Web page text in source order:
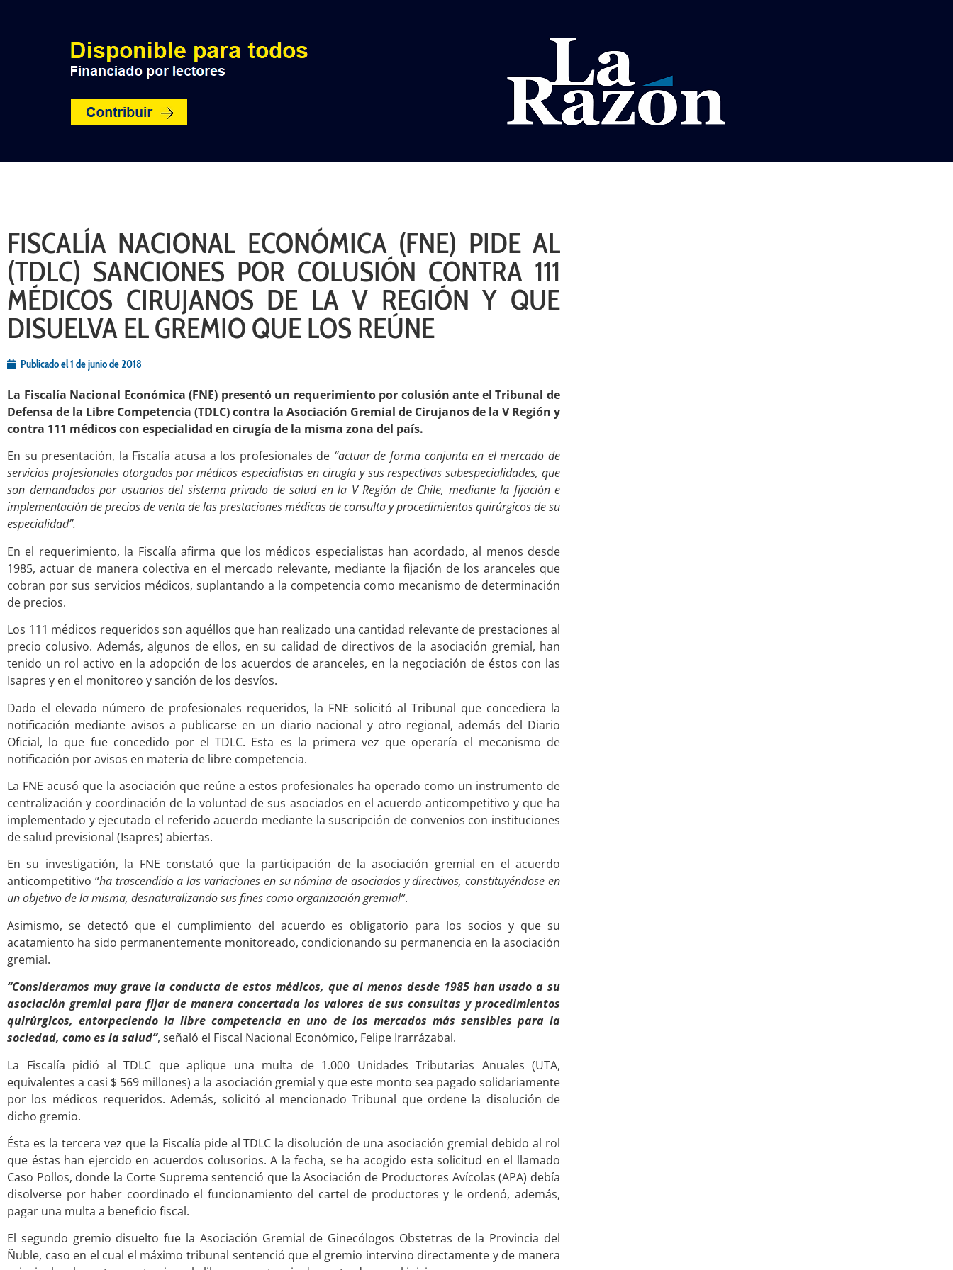
FISCALÍA NACIONAL ECONÓMICA (FNE) PIDE AL
(TDLC) SANCIONES POR COLUSIÓN CONTRA 111
MÉDICOS CIRUJANOS DE LA V REGIÓN Y QUE
DISUELVA EL GREMIO QUE LOS REÚNE
Publicado el1 de junio de 2018
La Fiscalía Nacional Económica (FNE) presentó un requerimiento por colusión ante el Tribunal de
Defensa de la Libre Competencia (TDLC) contra la Asociación Gremial de Cirujanos de la V Región y
contra 111 médicos con especialidad en cirugía de la misma zona del país.
En su presentación, la Fiscalía acusa a los profesionales de “actuar de forma conjunta en el mercado de
servicios profesionales otorgados por médicos especialistas en cirugía y sus respectivas subespecialidades, que
son demandados por usuarios del sistema privado de salud en la V Región de Chile, mediante la fijación e
implementación de precios de venta de las prestaciones médicas de consulta y procedimientos quirúrgicos de su
especialidad”.
En el requerimiento, la Fiscalía afirma que los médicos especialistas han acordado, al menos desde
1985, actuar de manera colectiva en el mercado relevante, mediante la fijación de los aranceles que
cobran por sus servicios médicos, suplantando a la competencia como mecanismo de determinación
de precios.
Los 111 médicos requeridos son aquéllos que han realizado una cantidad relevante de prestaciones al
precio colusivo. Además, algunos de ellos, en su calidad de directivos de la asociación gremial, han
tenido un rol activo en la adopción de los acuerdos de aranceles, en la negociación de éstos con las
Isapres y en el monitoreo y sanción de los desvíos.
Dado el elevado número de profesionales requeridos, la FNE solicitó al Tribunal que concediera la
notificación mediante avisos a publicarse en un diario nacional y otro regional, además del Diario
Oficial, lo que fue concedido por el TDLC. Esta es la primera vez que operaría el mecanismo de
notificación por avisos en materia de libre competencia.
La FNE acusó que la asociación que reúne a estos profesionales ha operado como un instrumento de
centralización y coordinación de la voluntad de sus asociados en el acuerdo anticompetitivo y que ha
implementado y ejecutado el referido acuerdo mediante la suscripción de convenios con instituciones
de salud previsional (Isapres) abiertas.
En su investigación, la FNE constató que la participación de la asociación gremial en el acuerdo
anticompetitivo “ha trascendido a las variaciones en su nómina de asociados y directivos, constituyéndose en
un objetivo de la misma, desnaturalizando sus fines como organización gremial”.
Asimismo, se detectó que el cumplimiento del acuerdo es obligatorio para los socios y que su
acatamiento ha sido permanentemente monitoreado, condicionando su permanencia en la asociación
gremial.
“Consideramos muy grave la conducta de estos médicos, que al menos desde 1985 han usado a su
asociación gremial para fijar de manera concertada los valores de sus consultas y procedimientos
quirúrgicos, entorpeciendo la libre competencia en uno de los mercados más sensibles para la
sociedad, como es la salud”, señaló el Fiscal Nacional Económico, Felipe Irarrázabal.
La Fiscalía pidió al TDLC que aplique una multa de 1.000 Unidades Tributarias Anuales (UTA,
equivalentes a casi $ 569 millones) a la asociación gremial y que este monto sea pagado solidariamente
por los médicos requeridos. Además, solicitó al mencionado Tribunal que ordene la disolución de
dicho gremio.
Ésta es la tercera vez que la Fiscalía pide al TDLC la disolución de una asociación gremial debido al rol
que éstas han ejercido en acuerdos colusorios. A la fecha, se ha acogido esta solicitud en el llamado
Caso Pollos, donde la Corte Suprema sentenció que la Asociación de Productores Avícolas (APA) debía
disolverse por haber coordinado el funcionamiento del cartel de productores y le ordenó, además,
pagar una multa a beneficio fiscal.
El segundo gremio disuelto fue la Asociación Gremial de Ginecólogos Obstetras de la Provincia del
Ñuble, caso en el cual el máximo tribunal sentenció que el gremio intervino directamente y de manera